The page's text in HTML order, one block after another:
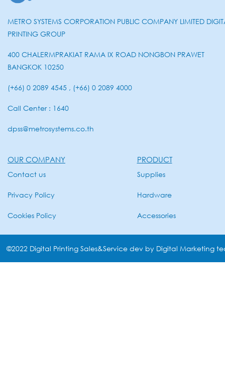
METRO SYSTEMS CORPORATION PUBLIC COMPANY LIMITED
PRINTING GROUP
400 CHALERMPRAKIAT RAMA IX ROAD NONGBON PRAWET
BANGKOK 10250
(+66) 0 2089 4545 , (+66) 0 2089 4000
Call Center : 1640
dpss@metrosystems.co.th
OUR COMPANY
Contact us
Privacy Policy
Cookies Policy
PRODUCT
Supplies
Hardware
Accessories
©2022 Digital Printing Sales&Service dev by Digital Marketing